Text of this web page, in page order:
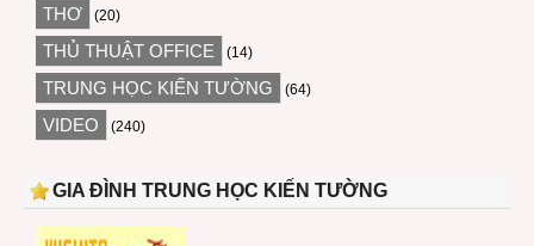
THƠ (20)
THỦ THUẬT OFFICE (14)
TRUNG HỌC KIẾN TƯỜNG (64)
VIDEO (240)
GIA ĐÌNH TRUNG HỌC KIẾN TƯỜNG